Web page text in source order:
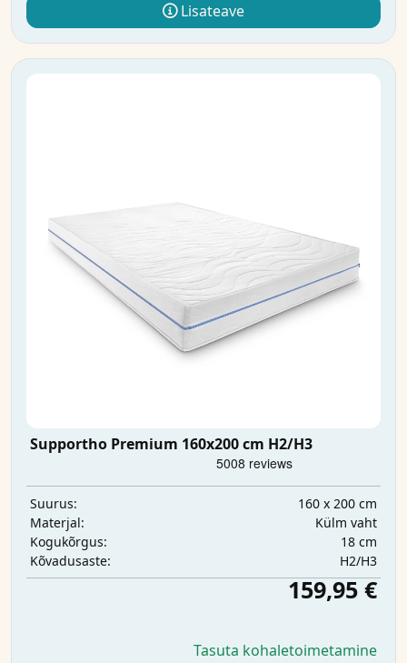
Lisateave
Supportho Premium 160x200 cm H2/H3
Suurus:
160 x 200 cm
Materjal:
Külm vaht
Kogukõrgus:
18 cm
Kõvadusaste:
H2/H3
159,95 €
Tasuta kohaletoimetamine